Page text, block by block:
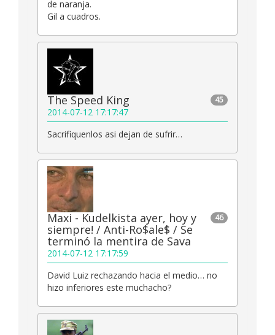
de naranja.
Gil a cuadros.
45
The Speed King
2014-07-12 17:17:47
Sacrifiquenlos asi dejan de sufrir…
46
Maxi - Kudelkista ayer, hoy y
siempre! / Anti-Ro$ale$ / Se
terminó la mentira de Sava
2014-07-12 17:17:59
David Luiz rechazando hacia el medio… no
hizo inferiores este muchacho?